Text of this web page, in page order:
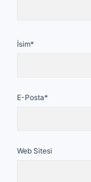
İsim*
E-Posta*
Web Sitesi